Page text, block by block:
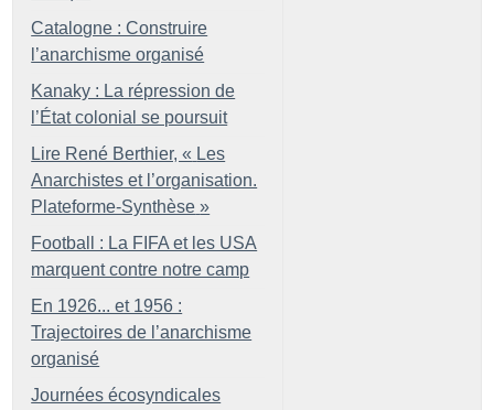
Catalogne : Construire
l’anarchisme organisé
Kanaky : La répression de
l’État colonial se poursuit
Lire René Berthier, « Les
Anarchistes et l’organisation.
Plateforme-Synthèse »
Football : La FIFA et les USA
marquent contre notre camp
En 1926... et 1956 :
Trajectoires de l’anarchisme
organisé
Journées écosyndicales